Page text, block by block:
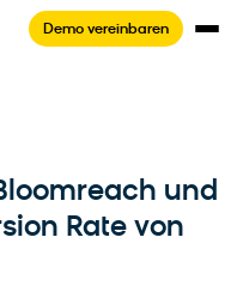
Demo vereinbaren
und
Rate von